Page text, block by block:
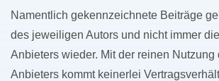
Namentlich gekennzeichnete Beiträge
des jeweiligen Autors und nicht immer
Anbieters wieder. Mit der reinen Nutzung
Anbieters kommt keinerlei